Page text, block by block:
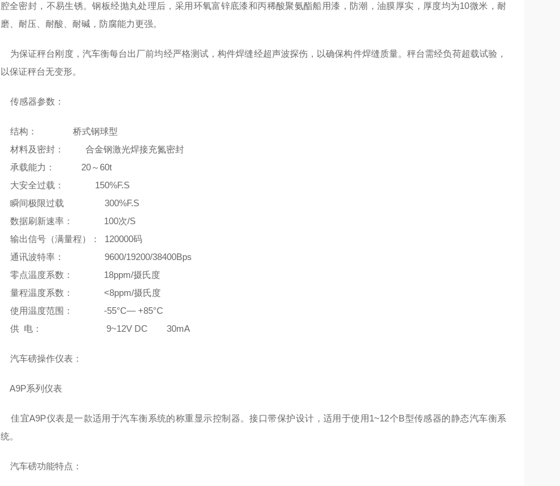
腔全密封，不易生锈。钢板经抛丸处理后，采用环氧富锌底漆和丙稀酸聚氨酯船用漆，防潮，油膜厚实，厚度均为10微米，耐
磨、耐压、耐酸、耐碱，防腐能力更强。
为保证秤台刚度，汽车衡每台出厂前均经严格测试，构件焊缝经超声波探伤，以确保构件焊缝质量。秤台需经负荷超载试验，
以保证秤台无变形。
传感器参数：
结构： 桥式钢球型
材料及密封： 合金钢激光焊接充氮密封
承载能力： 20～60t
大安全过载： 150%F.S
瞬间极限过载 300%F.S
数据刷新速率： 100次/S
输出信号（满量程）： 120000码
通讯波特率： 9600/19200/38400Bps
零点温度系数： 18ppm/摄氏度
量程温度系数： <8ppm/摄氏度
使用温度范围： -55°C— +85°C
供 电： 9~12V DC 30mA
汽车磅操作仪表：
A9P系列仪表
佳宜A9P仪表是一款适用于汽车衡系统的称重显示控制器。接口带保护设计，适用于使用1~12个B型传感器的静态汽车衡系
统。
汽车磅功能特点：